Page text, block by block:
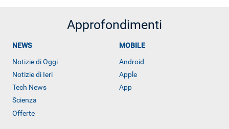
Approfondimenti
NEWS
Notizie di Oggi
Notizie di Ieri
Tech News
Scienza
Offerte
MOBILE
Android
Apple
App